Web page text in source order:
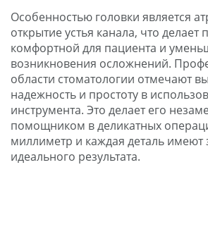
Особенностью головки является
открытие устья канала, что делает
комфортной для пациента и
возникновения осложнений.
области стоматологии отмечают
надежность и простоту в
инструмента. Это делает его
помощником в деликатных
миллиметр и каждая деталь имеют
идеального результата.